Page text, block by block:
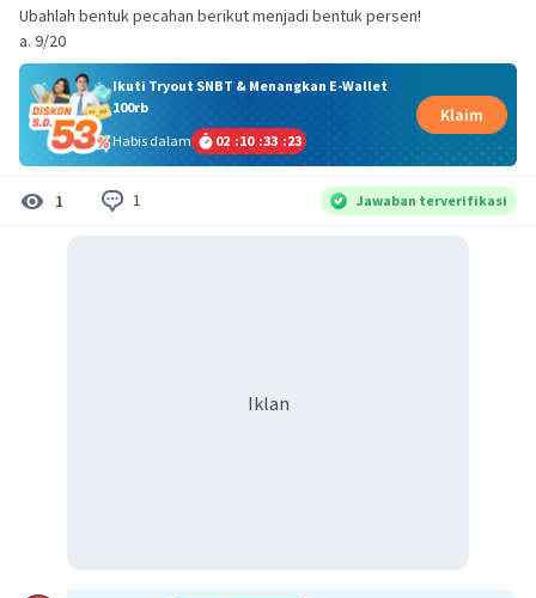
Ubahlah bentuk pecahan berikut menjadi bentuk persen!
a. 9/20
Ikuti Tryout SNBT & Menangkan E-Wallet
100rb
Habis dalam
02 :10 :33 :23
Klaim
1 1 Jawaban terverifikasi
Iklan